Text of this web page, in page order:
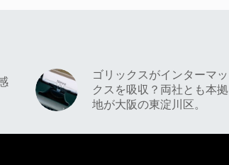
ゴリックスがインターマッ
クスを吸収？両社とも本拠
地が大阪の東淀川区。